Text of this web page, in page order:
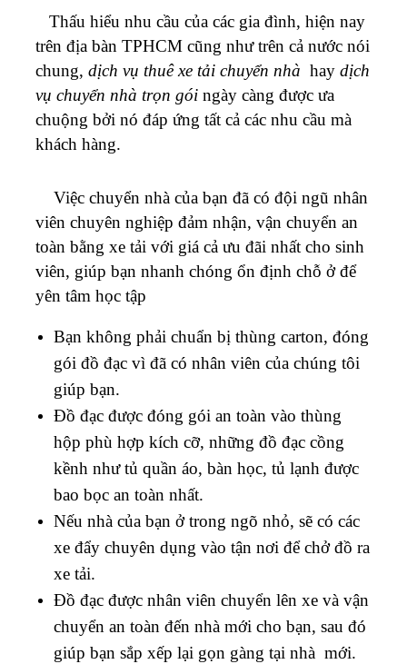
Thấu hiểu nhu cầu của các gia đình, hiện nay
trên địa bàn TPHCM cũng như trên cả nước nói
chung, dịch vụ thuê xe tải chuyển nhà hay dịch
vụ chuyển nhà trọn gói ngày càng được ưa
chuộng bởi nó đáp ứng tất cả các nhu cầu mà
khách hàng.
Việc chuyển nhà của bạn đã có đội ngũ nhân
viên chuyên nghiệp đảm nhận, vận chuyển an
toàn bằng xe tải với giá cả ưu đãi nhất cho sinh
viên, giúp bạn nhanh chóng ổn định chỗ ở để
yên tâm học tập
Bạn không phải chuẩn bị thùng carton, đóng
gói đồ đạc vì đã có nhân viên của chúng tôi
giúp bạn.
Đồ đạc được đóng gói an toàn vào thùng
hộp phù hợp kích cỡ, những đồ đạc cồng
kềnh như tủ quần áo, bàn học, tủ lạnh được
bao bọc an toàn nhất.
Nếu nhà của bạn ở trong ngõ nhỏ, sẽ có các
xe đẩy chuyên dụng vào tận nơi để chở đồ ra
xe tải.
Đồ đạc được nhân viên chuyển lên xe và vận
chuyển an toàn đến nhà mới cho bạn, sau đó
giúp bạn sắp xếp lại gọn gàng tại nhà mới.